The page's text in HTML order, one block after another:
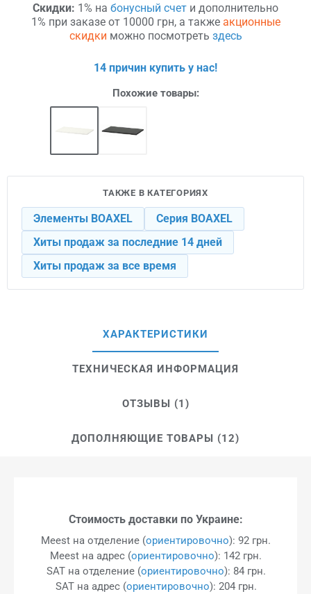
Скидки: 1% на бонусный счет и дополнительно
1% при заказе от 10000 грн, а также акционные
скидки можно посмотреть здесь
14 причин купить у нас!
Похожие товары:
ТАКЖЕ В КАТЕГОРИЯХ
Элементы BOAXEL
Серия BOAXEL
Хиты продаж за последние 14 дней
Хиты продаж за все время
ХАРАКТЕРИСТИКИ
ТЕХНИЧЕСКАЯ ИНФОРМАЦИЯ
ОТЗЫВЫ (1)
ДОПОЛНЯЮЩИЕ ТОВАРЫ (12)
Стоимость доставки по Украине:
Meest на отделение (ориентировочно): 92 грн.
Meest на адрес (ориентировочно): 142 грн.
SAT на отделение (ориентировочно): 84 грн.
SAT на адрес (ориентировочно): 204 грн.